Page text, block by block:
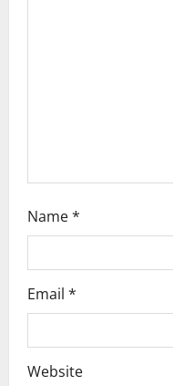
Name*
Email *
Website